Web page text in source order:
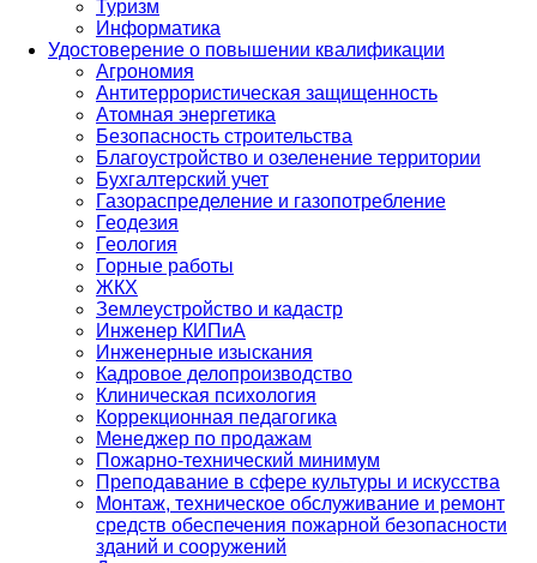
Туризм
Информатика
Удостоверение о повышении квалификации
Агрономия
Антитеррористическая защищенность
Атомная энергетика
Безопасность строительства
Благоустройство и озеленение территории
Бухгалтерский учет
Газораспределение и газопотребление
Геодезия
Геология
Горные работы
ЖКХ
Землеустройство и кадастр
Инженер КИПиА
Инженерные изыскания
Кадровое делопроизводство
Клиническая психология
Коррекционная педагогика
Менеджер по продажам
Пожарно-технический минимум
Преподавание в сфере культуры и искусства
Монтаж, техническое обслуживание и ремонт
средств обеспечения пожарной безопасности
зданий и сооружений